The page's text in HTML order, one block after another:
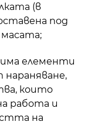
(в
под
елементи
които
работа и
на